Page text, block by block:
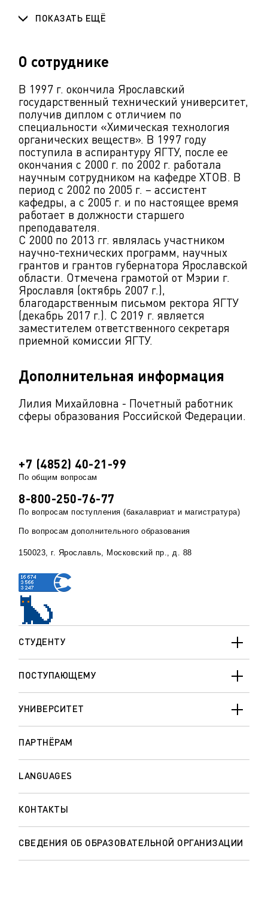
ПОКАЗАТЬ ЕЩЁ
О сотруднике
В 1997 г. окончила Ярославский
государственный технический университет,
получив диплом с отличием по
специальности «Химическая технология
органических веществ». В 1997 году
поступила в аспирантуру ЯГТУ, после ее
окончания с 2000 г. по 2002 г. работала
научным сотрудником на кафедре ХТОВ. В
период с 2002 по 2005 г. – ассистент
кафедры, а с 2005 г. и по настоящее время
работает в должности старшего
преподавателя.
С 2000 по 2013 гг. являлась участником
научно-технических программ, научных
грантов и грантов губернатора Ярославской
области. Отмечена грамотой от Мэрии г.
Ярославля (октябрь 2007 г.),
благодарственным письмом ректора ЯГТУ
(декабрь 2017 г.). С 2019 г. является
заместителем ответственного секретаря
приемной комиссии ЯГТУ.
Дополнительная информация
Лилия Михайловна - Почетный работник
сферы образования Российской Федерации.
СТУДЕНТУ
ПОСТУПАЮЩЕМУ
УНИВЕРСИТЕТ
ПАРТНЁРАМ
LANGUAGES
КОНТАКТЫ
СВЕДЕНИЯ ОБ ОБРАЗОВАТЕЛЬНОЙ ОРГАНИЗАЦИИ
+7 (4852) 40-21-99
По общим вопросам
8-800-250-76-77
По вопросам поступления (бакалавриат и магистратура)
По вопросам дополнительного образования
150023, г. Ярославль, Московский пр., д. 88